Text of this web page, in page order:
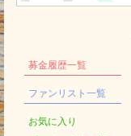
募金履歴一覧
ファンリスト一覧
お気に入り